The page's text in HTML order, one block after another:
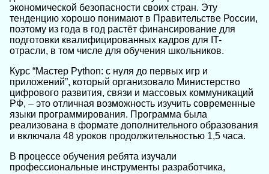
экономической безопасности своих стран. Эту
тенденцию хорошо понимают в Правительстве России,
поэтому из года в год растёт финансирование для
подготовки квалифицированных кадров для IT-
отрасли, в том числе для обучения школьников.
Курс “Мастер Python: с нуля до первых игр и
приложений”, который организовало Министерство
цифрового развития, связи и массовых коммуникаций
РФ, – это отличная возможность изучить современные
языки программирования. Программа была
реализована в формате дополнительного образования
и включала 48 уроков продолжительностью 1,5 часа.
В процессе обучения ребята изучали
профессиональные инструменты разработчика,